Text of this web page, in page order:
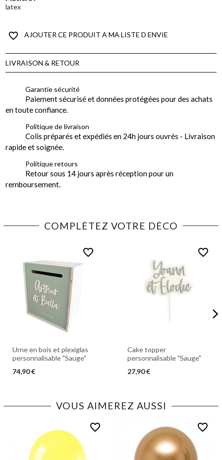
latex
favorite_border AJOUTER CE PRODUIT A MA LISTE D ENVIE
LIVRAISON & RETOUR
Garantie sécurité
Paiement sécurisé et données protégées pour des achats
en toute confiance.
Politique de livraison
Colis préparés et expédiés en 24h jours ouvrés - Livraison
rapide et soignée.
Politique retours
Retour sous 14 jours après réception pour un
remboursement.
COMPLÉTEZ VOTRE DÉCO
favorite_border
Urne en bois et plexiglas
personnalisable "Sauge"
74,90 €
favorite_border
Cake topper
personnalisable "Sauge"
27,90 €
VOUS AIMEREZ AUSSI
favorite_border favorite_border